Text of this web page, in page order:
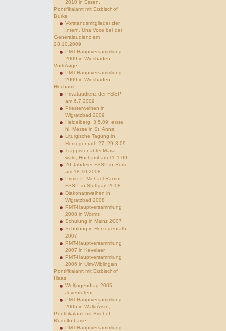
2010 in Essen,
Pontifikalamt mit Erzbischof
Burke
Vorstandsmitglieder der
Intern. Una Voce bei der
Generalaudienz am
28.10.2009
PMT-Hauptversammlung
2009 in Wiesbaden,
VortrÃ¤ge
PMT-Hauptversammlung
2009 in Wiesbaden,
Hochamt
Privataudienz der FSSP
am 6.7.2009
Priesterweihen in
Wigratzbad 2009
Heidelberg, 3.5.09: erste
hl. Messe in St. Anna
Liturgische Tagung in
Herzogenrath 27.-29.3.09
Trappistenabtei Maria-
wald, Hochamt am 11.1.09
20-Jahrfeier FSSP in Rom
am 18.10.2008
Primiz P. Michael Ramm,
FSSP, in Stuttgart 2008
Diakonatsweihen in
Wigratzbad 2008
PMT-Hauptversammlung
2008 in Worms
Schulung in Mainz 2007
Schulung in Herzogenrath
2007
PMT-Hauptversammlung
2007 in Kevelaer
PMT-Hauptversammlung
2006 in Ulm-Wiblingen,
Pontifikalamt mit Erzbischof
Haas
Weltjugendtag 2005 -
Juventutem
PMT-Hauptversammlung
2005 in WalldÃ¼rn,
Pontifikalamt mit Bischof
Rudolfo Laise
PMT-Hauptversammlung